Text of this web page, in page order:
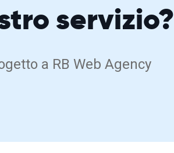
servizio?
a RB Web Agency